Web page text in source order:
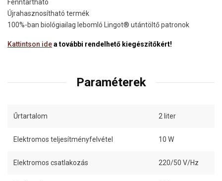
Fenntartható
Újrahasznosítható termék
100%-ban biológiailag lebomló Lingot® utántöltő patronok
Kattintson idea további rendelhető kiegészítőkért!
Paraméterek
Űrtartalom 2 liter
Elektromos teljesítményfelvétel 10 W
Elektromos csatlakozás 220/50 V/Hz